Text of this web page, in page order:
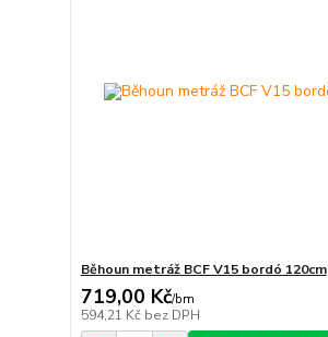
Běhoun metráž BCF V15 bordó 120cm
719,00 Kč/bm
594,21 Kč bez DPH